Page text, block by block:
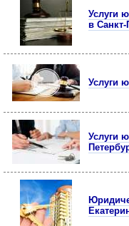
Услуги
в Санкт-
Услуги
Услуги